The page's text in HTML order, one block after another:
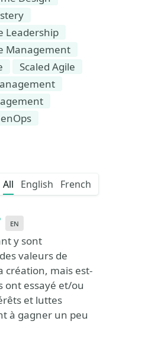
Leadership
Management
Scaled Agile
All English French
en
y sont
valeurs de
création, mais est-
ont essayé et/ou
et luttes
à gagner un peu